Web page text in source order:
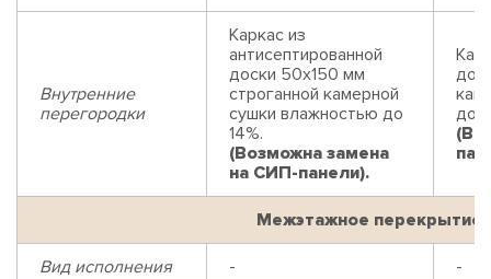
Внутренние
перегородки
Каркас из
антисептированной
доски 50х150 мм
строганной камерной
сушки влажностью до
14%.
(Возможна замена
на СИП-панели).
до
Межэтажное перекрытие
Вид исполнения - -